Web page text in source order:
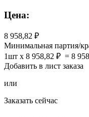
Цена:
8 958,82
Минимальная партия/
1шт x 8 958,82 ₽ = 8
Добавить в лист заказа
или
Заказать сейчас